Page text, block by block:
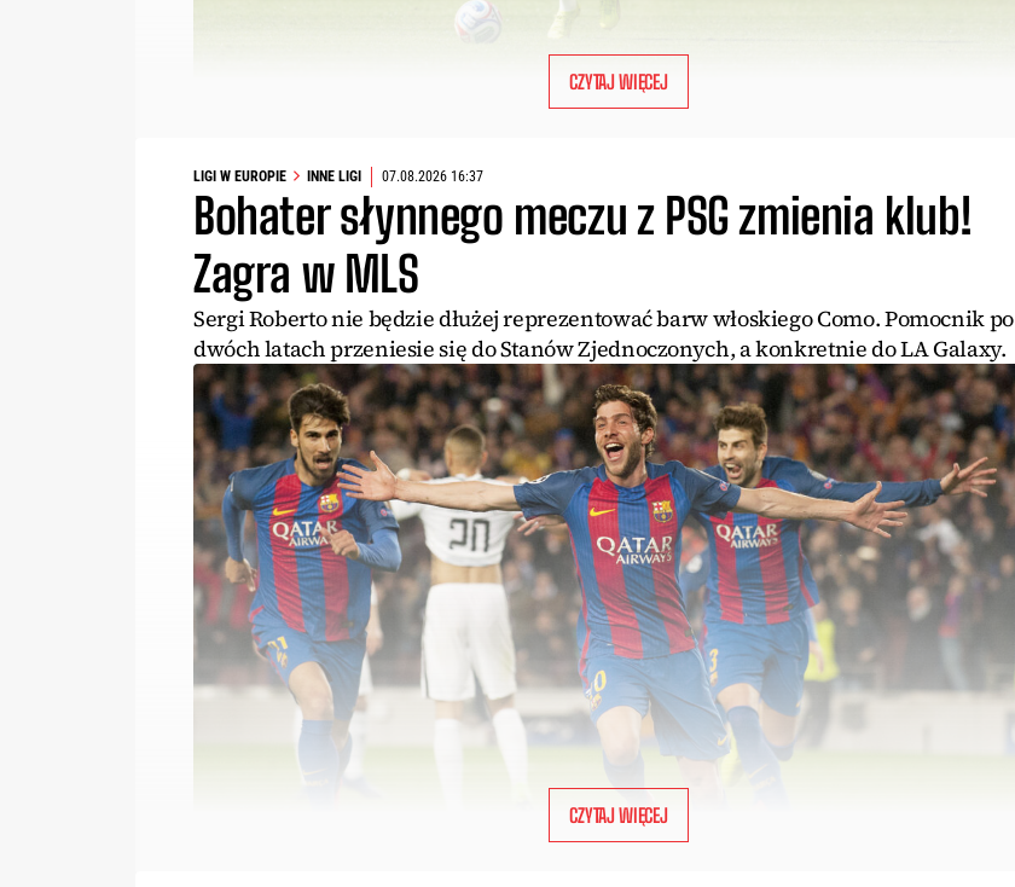
CZYTAJ WIĘCEJ
LIGI W EUROPIE INNE LIGI 07.08.2026 16:37
Bohater słynnego meczu z PSG zmienia klub!
Zagra w MLS
Sergi Roberto nie będzie dłużej reprezentować barw włoskiego Como. Pomocnik po
dwóch latach przeniesie się do Stanów Zjednoczonych, a konkretnie do LA Galaxy.
CZYTAJ WIĘCEJ